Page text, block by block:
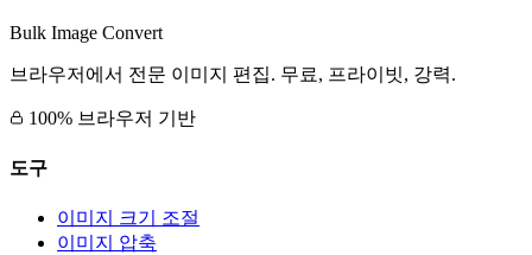
Bulk Image Convert
브라우저에서 전문 이미지 편집. 무료, 프라이빗, 강력.
100% 브라우저 기반
도구
이미지 크기 조절
이미지 압축